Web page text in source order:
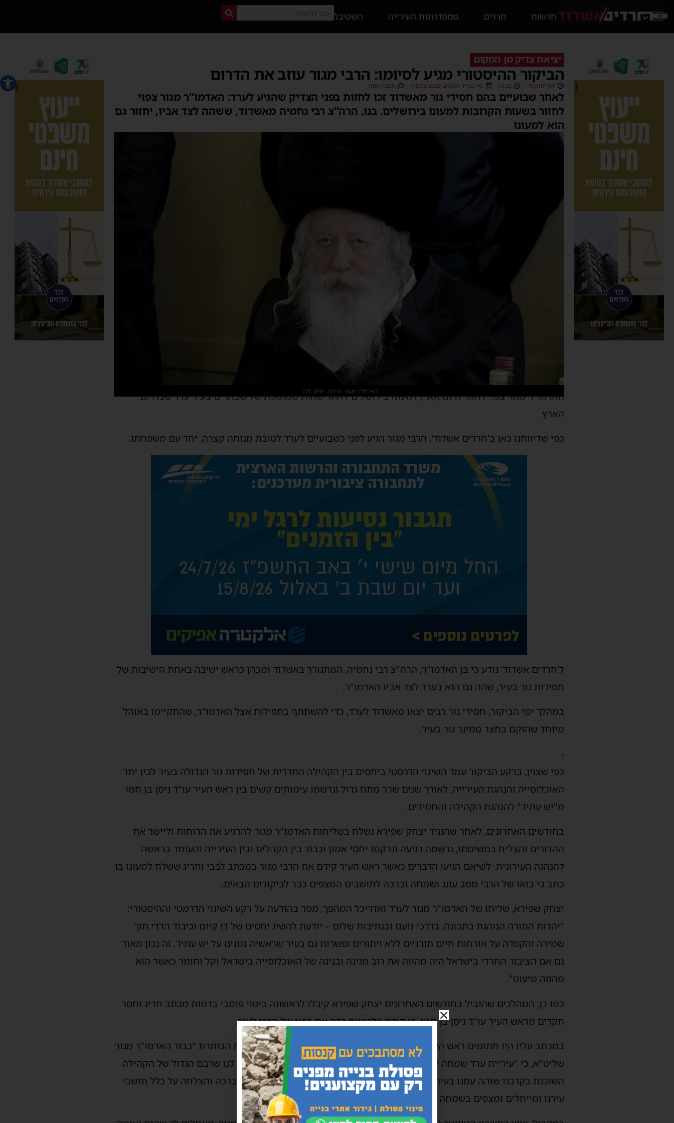
פתח
חדשות חרדים ממסדרונות העירייה השטיבל
יציאת צדיק מן המקום
הביקור ההיסטורי מגיע לסיומו: הרבי מגור עוזב את הדרום
יוסי יחזקאלי 13:33 ט״ו באייר תשפ״ב (16/05/2022) תגובה אחת
לאחר שבועיים בהם חסידי גור מאשדוד זכו לחזות בפני הצדיק שהגיע לערד: האדמו"ר מגור צפוי
לחזור בשעות הקרובות למעונו בירושלים. בנו, הרה"צ רבי נחמיה מאשדוד, ששהה לצד אביו, יחזור גם
הוא למעונו
האדמו"ר מגור. צילום: שוקי לרר
האדמו"ר מגור צפוי לחזור היום (שני) למעונו בירושלים לאחר שהות ממושכת של שבועיים בעיר ערד שבדרום
הארץ.
כפי שדיווחנו כאן ב'חרדים אשדוד', הרבי מגור הגיע לפני כשבועיים לערד לטובת מנוחה קצרה, יחד עם משפחתו.
ל'חרדים אשדוד' נודע כי בן האדמו"ר, הרה"צ רבי נחמיה, המתגורר באשדוד ומכהן כראש ישיבה באחת הישיבות של
חסידות גור בעיר, שהה גם הוא בערד לצד אביו האדמו"ר.
במהלך ימי הביקור, חסידי גור רבים יצאו מאשדוד לערד, כדי להשתתף בתפילות אצל האדמו"ר, שהתקיימו באוהל
מיוחד שהוקם בחצר סמינר גור בעיר.
-
כפי שצוין, ברקע הביקור עמד השינוי הדרסטי ביחסים בין הקהילה החרדית של חסידות גור הגדולה בעיר לבין יתר
האוכלוסייה והנהגת העירייה. לאורך שנים שרר מתח גדול ונרשמו עימותים קשים בין ראש העיר עו"ד ניסן בן חמו
מ"יש עתיד" להנהגת הקהילה והחסידים.
בחודשים האחרונים, לאחר שהנגיד יצחק שפירא נשלח בשליחות האדמו"ר מגור להרגיע את הרוחות וליישר את
ההדורים והצליח במשימתו, נרשמה רגיעה ונרקמו יחסי אמון וכבוד בין הקהלים ובין העירייה והעומד בראשה
להנהגה העירונית. לשיאם הגיעו הדברים כאשר ראש העיר קידם את הרבי מגור במכתב לבבי וחריג ששלח למעונו בו
כתב כי בואו של הרבי מסב עונג ושמחה וברכה לתושבים המצפים כבר לביקורים הבאים.
יצחק שפירא, שליחו של האדמו"ר מגור לערד ואדריכל המהפך, מסר בהודעה על רקע השינוי הדרמטי וההיסטורי:
"יהדות התורה הנוהגת בתבונה, בדרכי נועם ובנתיבות שלום – יודעת להשיג יחסים של דו קיום וכיבוד הדדי תוך
שמירה והקפדה על אורחות חיים תורניים ללא ויתורים ופשרות גם בעיר שראשיה נמנים על יש עתיד. זה נכון מאוד
גם אם הציבור החרדי בישראל היה מהווה את רוב מנינה ובנינה של האוכלוסייה בישראל וקל וחומר כאשר הוא
מהווה מיעוט".
כמו כן, המהלכים שהוביל בחודשים האחרונים יצחק שפירא קיבלו לראשונה ביטוי פומבי בדמות מכתב חריג וחסר
תקדים מראש העיר עו"ד ניסן בן חמו, בו קידם בלבביות רבה את בואו של הרבי לעיר.
במכתב עליו היו חתומים ראש העיר ניסן בן חמו וסגנו ומ"מ דודי אוחנונה נכתב, תחת הכותרת "כבוד האדמו"ר מגור
שליט"א, כי "עיריית ערד שמחה לקבל את פני כבוד האדמו"ר בשערי עירנו, כבוד הוא לנו שרבם הגדול של הקהילה
השוכנת בקרבנו שוהה עמנו בעירנו. אנו בבקשותינו שכבוד האדמו"ר שליט"א ישפיע ברכה והצלחה על כלל תושבי
עירנו ומייחלים ומצפים בשמחה ובעונג לביקוריו הבאים".